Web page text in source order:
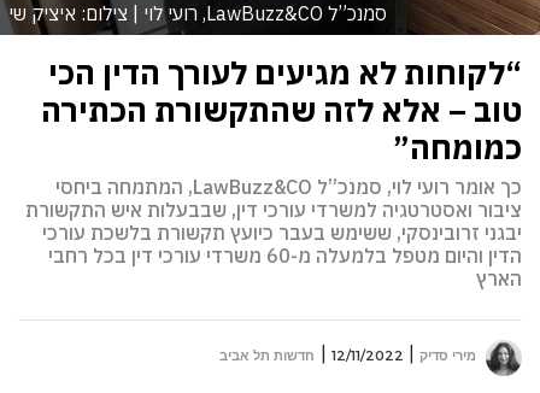
סמנכ”ל LawBuzz&CO, רועי לוי | צילום: איציק שי
“לקוחות לא מגיעים לעורך הדין הכי
טוב – אלא לזה שהתקשורת הכתירה
כמומחה”
כך אומר רועי לוי, סמנכ”ל LawBuzz&CO, המתמחה ביחסי
ציבור ואסטרטגיה למשרדי עורכי דין, שבבעלות איש התקשורת
יבגני זרובינסקי, ששימש בעבר כיועץ תקשורת בלשכת עורכי
הדין והיום מטפל בלמעלה מ-60 משרדי עורכי דין בכל רחבי
הארץ
מירי סדיק 12/11/2022 חדשות תל אביב